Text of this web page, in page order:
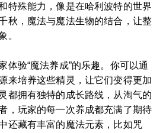
特殊能力，像是在哈利波特的世界
秋，魔法与魔法生物的结合，让整
。
体验“魔法养成”的乐趣。你可以通
来培养这些精灵，让它们变得更加
都拥有独特的成长路线，从淘气的
，玩家的每一次养成都充满了期待
还藏有丰富的魔法元素，比如咒